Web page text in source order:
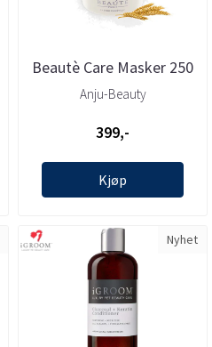
Beautè Care Masker 250
gram, Anju-Beautè
Anju-Beauty
399,-
Kjøp
Nyhet